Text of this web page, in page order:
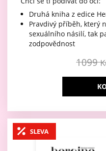
Druhá kniha z edice
Pravdivý příběh, který
sexuálního násilí, tak
zodpovědnost
1099
SLEVA